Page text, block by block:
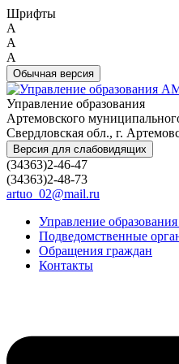
Шрифты
A
A
A
Обычная версия
Управление образования
Артемовского
Свердловская обл., г.
Версия для слабовидящих
(34363)2-46-47
(34363)2-48-73
artuo_02@mail.ru
Управление
Подведомственные
Обращения граждан
Контакты